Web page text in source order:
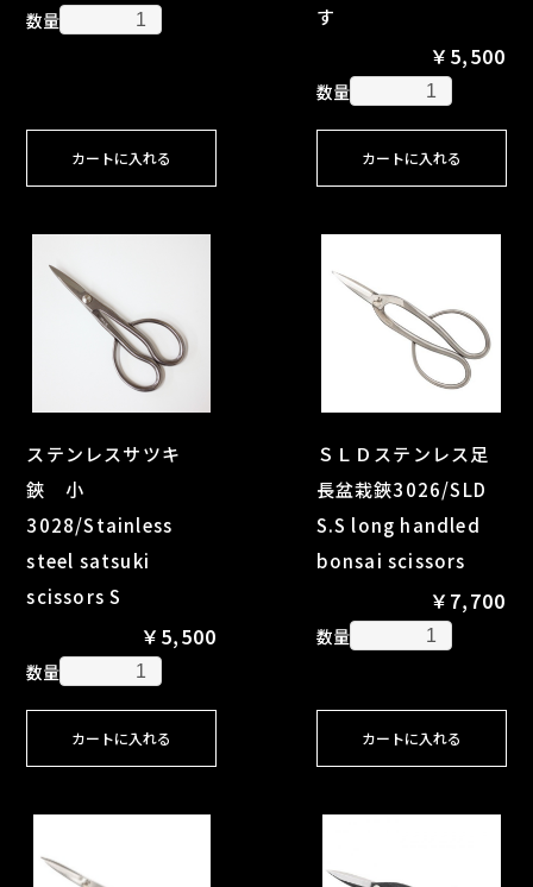
数量
カートに入れる
す
￥5,500
数量
カートに入れる
ステンレスサツキ
鋏 小
3028/Stainless
steel satsuki
scissors S
￥5,500
数量
カートに入れる
ＳＬＤステンレス足
長盆栽鋏3026/SLD
S.S long handled
bonsai scissors
￥7,700
数量
カートに入れる